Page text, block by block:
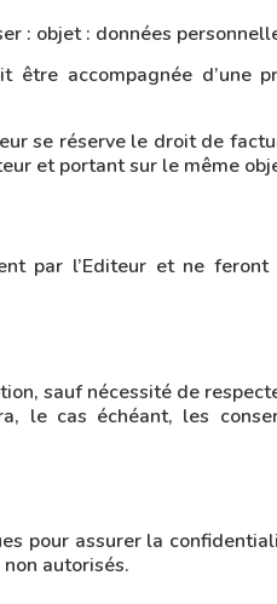
: objet : données
accompagnée d’une
se réserve le droit de
et portant sur le même
par l’Editeur et ne feront
sauf nécessité de
le cas échéant, les
pour assurer la
autorisés.